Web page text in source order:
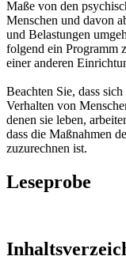
Maße von den
Menschen und davon
und Belastungen
folgend ein Programm
einer anderen
Beachten Sie, dass
Verhalten von
denen sie leben,
dass die Maßnahmen
zuzurechnen ist.
Leseprobe